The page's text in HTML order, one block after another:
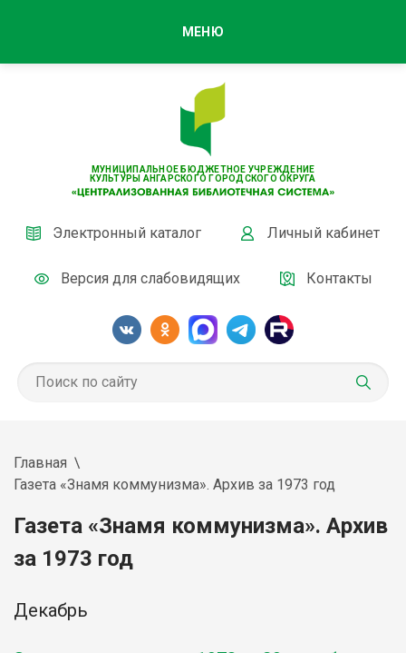
МУНИЦИПАЛЬНОЕ БЮДЖЕТНОЕ УЧРЕЖДЕНИЕ
КУЛЬТУРЫ АНГАРСКОГО ГОРОДСКОГО ОКРУГА
Электронный каталог Личный кабинет
Версия для слабовидящих Контакты
МЕНЮ
Главная
Газета «Знамя коммунизма». Архив за 1973 год
Газета «Знамя коммунизма». Архив
за 1973 год
Декабрь